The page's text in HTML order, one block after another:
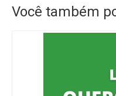
Você também